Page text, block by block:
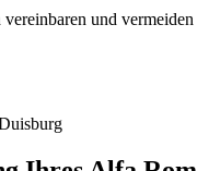
und